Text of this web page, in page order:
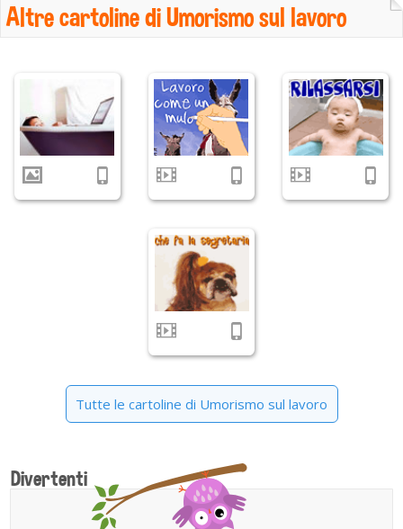
Altre cartoline di Umorismo sul lavoro
Tutte le cartoline di Umorismo sul lavoro
Divertenti